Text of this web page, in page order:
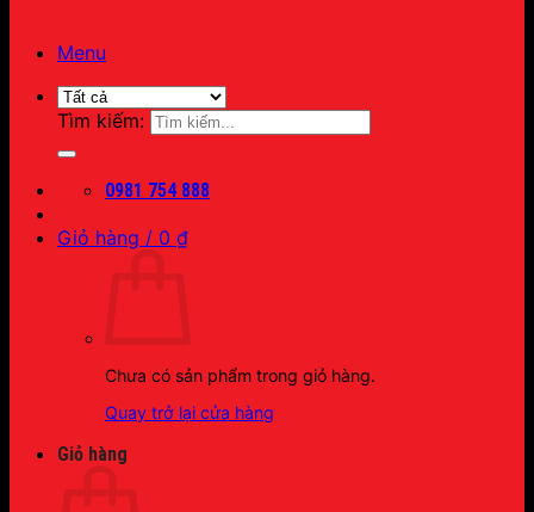
Menu
Tìm kiếm:
0981 754 888
Giỏ hàng / 0 ₫
Chưa có sản phẩm trong giỏ hàng.
Quay trở lại cửa hàng
Giỏ hàng